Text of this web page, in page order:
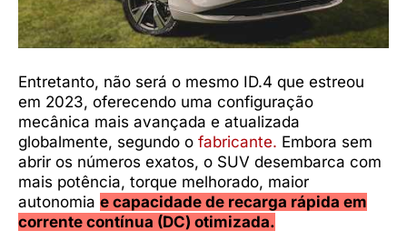
Entretanto, não será o mesmo ID.4 que estreou
em 2023, oferecendo uma configuração
mecânica mais avançada e atualizada
globalmente, segundo o fabricante. Embora sem
abrir os números exatos, o SUV desembarca com
mais potência, torque melhorado, maior
autonomia e capacidade de recarga rápida em
corrente contínua (DC) otimizada.